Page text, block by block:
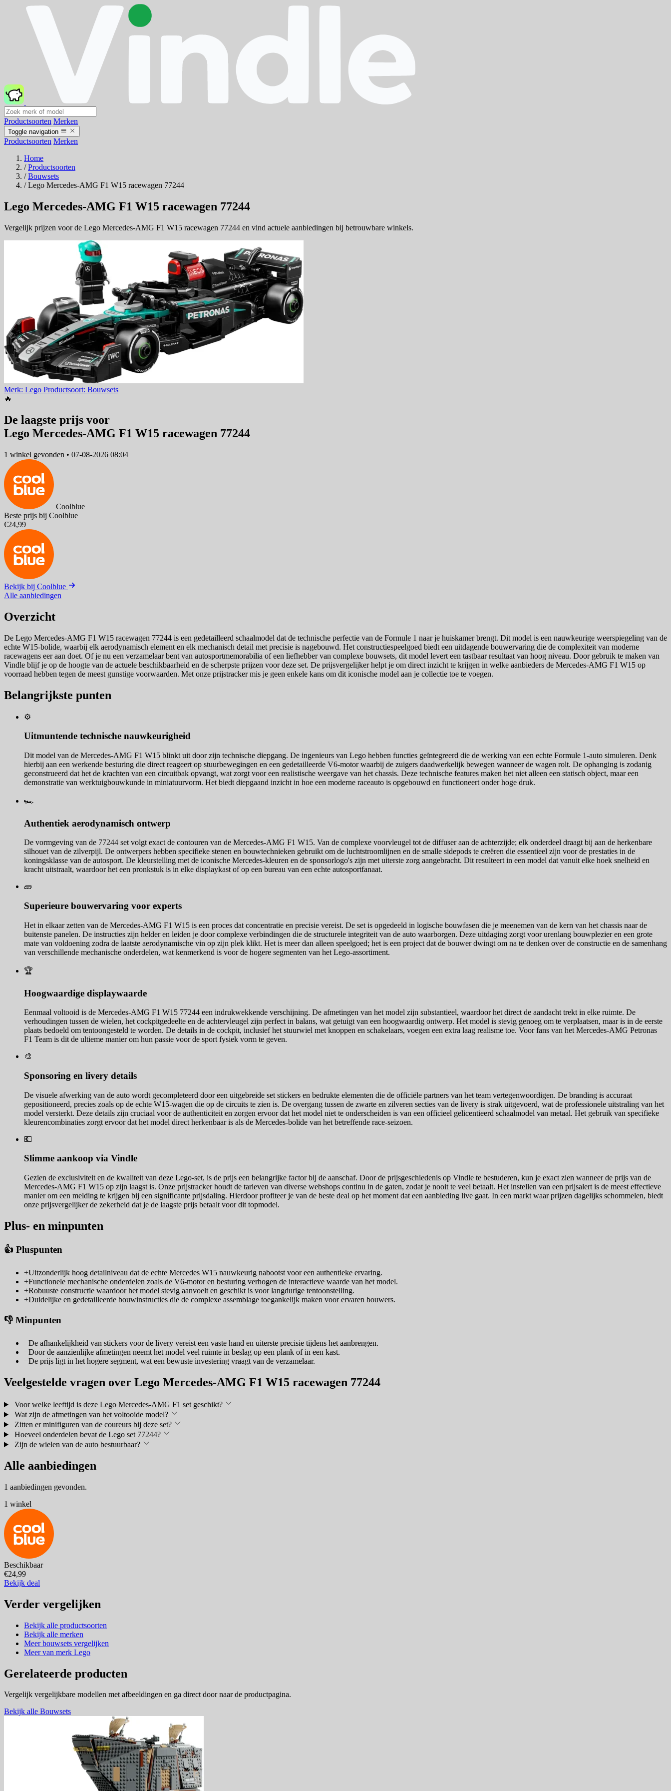
Productsoorten Merken
Toggle navigation
Productsoorten Merken
Home
/ Productsoorten
/ Bouwsets
/ Lego Mercedes-AMG F1 W15 racewagen 77244
Lego Mercedes-AMG F1 W15 racewagen 77244
Vergelijk prijzen voor de Lego Mercedes-AMG F1 W15 racewagen 77244 en vind actuele aanbiedingen bij betrouwbare winkels.
Merk: Lego Productsoort: Bouwsets
🔥
De laagste prijs voor
Lego Mercedes-AMG F1 W15 racewagen 77244
1 winkel gevonden • 07-08-2026 08:04
Coolblue
Beste prijs bij Coolblue
€24,99
Bekijk bij Coolblue
Alle aanbiedingen
Overzicht
De Lego Mercedes-AMG F1 W15 racewagen 77244 is een gedetailleerd schaalmodel dat de technische perfectie van de Formule 1 naar je huiskamer brengt. Dit model is een nauwkeurige weerspiegeling van de
echte W15-bolide, waarbij elk aerodynamisch element en elk mechanisch detail met precisie is nagebouwd. Het constructiespeelgoed biedt een uitdagende bouwervaring die de complexiteit van moderne
racewagens eer aan doet. Of je nu een verzamelaar bent van autosportmemorabilia of een liefhebber van complexe bouwsets, dit model levert een tastbaar resultaat van hoog niveau. Door gebruik te maken van
Vindle blijf je op de hoogte van de actuele beschikbaarheid en de scherpste prijzen voor deze set. De prijsvergelijker helpt je om direct inzicht te krijgen in welke aanbieders de Mercedes-AMG F1 W15 op
voorraad hebben tegen de meest gunstige voorwaarden. Met onze prijstracker mis je geen enkele kans om dit iconische model aan je collectie toe te voegen.
Belangrijkste punten
⚙️
Uitmuntende technische nauwkeurigheid
Dit model van de Mercedes-AMG F1 W15 blinkt uit door zijn technische diepgang. De ingenieurs van Lego hebben functies geïntegreerd die de werking van een echte Formule 1-auto simuleren. Denk
hierbij aan een werkende besturing die direct reageert op stuurbewegingen en een gedetailleerde V6-motor waarbij de zuigers daadwerkelijk bewegen wanneer de wagen rolt. De ophanging is zodanig
geconstrueerd dat het de krachten van een circuitbak opvangt, wat zorgt voor een realistische weergave van het chassis. Deze technische features maken het niet alleen een statisch object, maar een
demonstratie van werktuigbouwkunde in miniatuurvorm. Het biedt diepgaand inzicht in hoe een moderne raceauto is opgebouwd en functioneert onder hoge druk.
🏎️
Authentiek aerodynamisch ontwerp
De vormgeving van de 77244 set volgt exact de contouren van de Mercedes-AMG F1 W15. Van de complexe voorvleugel tot de diffuser aan de achterzijde; elk onderdeel draagt bij aan de herkenbare
silhouet van de zilverpijl. De ontwerpers hebben specifieke stenen en bouwtechnieken gebruikt om de luchtstroomlijnen en de smalle sidepods te creëren die essentieel zijn voor de prestaties in de
koningsklasse van de autosport. De kleurstelling met de iconische Mercedes-kleuren en de sponsorlogo's zijn met uiterste zorg aangebracht. Dit resulteert in een model dat vanuit elke hoek snelheid en
kracht uitstraalt, waardoor het een pronkstuk is in elke displaykast of op een bureau van een echte autosportfanaat.
🧱
Superieure bouwervaring voor experts
Het in elkaar zetten van de Mercedes-AMG F1 W15 is een proces dat concentratie en precisie vereist. De set is opgedeeld in logische bouwfasen die je meenemen van de kern van het chassis naar de
buitenste panelen. De instructies zijn helder en leiden je door complexe verbindingen die de structurele integriteit van de auto waarborgen. Deze uitdaging zorgt voor urenlang bouwplezier en een grote
mate van voldoening zodra de laatste aerodynamische vin op zijn plek klikt. Het is meer dan alleen speelgoed; het is een project dat de bouwer dwingt om na te denken over de constructie en de samenhang
van verschillende mechanische onderdelen, wat kenmerkend is voor de hogere segmenten van het Lego-assortiment.
🏆
Hoogwaardige displaywaarde
Eenmaal voltooid is de Mercedes-AMG F1 W15 77244 een indrukwekkende verschijning. De afmetingen van het model zijn substantieel, waardoor het direct de aandacht trekt in elke ruimte. De
verhoudingen tussen de wielen, het cockpitgedeelte en de achtervleugel zijn perfect in balans, wat getuigt van een hoogwaardig ontwerp. Het model is stevig genoeg om te verplaatsen, maar is in de eerste
plaats bedoeld om tentoongesteld te worden. De details in de cockpit, inclusief het stuurwiel met knoppen en schakelaars, voegen een extra laag realisme toe. Voor fans van het Mercedes-AMG Petronas
F1 Team is dit de ultieme manier om hun passie voor de sport fysiek vorm te geven.
🎨
Sponsoring en livery details
De visuele afwerking van de auto wordt gecompleteerd door een uitgebreide set stickers en bedrukte elementen die de officiële partners van het team vertegenwoordigen. De branding is accuraat
gepositioneerd, precies zoals op de echte W15-wagen die op de circuits te zien is. De overgang tussen de zwarte en zilveren secties van de livery is strak uitgevoerd, wat de professionele uitstraling van het
model versterkt. Deze details zijn cruciaal voor de authenticiteit en zorgen ervoor dat het model niet te onderscheiden is van een officieel gelicentieerd schaalmodel van metaal. Het gebruik van specifieke
kleurencombinaties zorgt ervoor dat het model direct herkenbaar is als de Mercedes-bolide van het betreffende race-seizoen.
💶
Slimme aankoop via Vindle
Gezien de exclusiviteit en de kwaliteit van deze Lego-set, is de prijs een belangrijke factor bij de aanschaf. Door de prijsgeschiedenis op Vindle te bestuderen, kun je exact zien wanneer de prijs van de
Mercedes-AMG F1 W15 op zijn laagst is. Onze prijstracker houdt de tarieven van diverse webshops continu in de gaten, zodat je nooit te veel betaalt. Het instellen van een prijsalert is de meest effectieve
manier om een melding te krijgen bij een significante prijsdaling. Hierdoor profiteer je van de beste deal op het moment dat een aanbieding live gaat. In een markt waar prijzen dagelijks schommelen, biedt
onze prijsvergelijker de zekerheid dat je de laagste prijs betaalt voor dit topmodel.
Plus- en minpunten
👍 Pluspunten
+Uitzonderlijk hoog detailniveau dat de echte Mercedes W15 nauwkeurig nabootst voor een authentieke ervaring.
+Functionele mechanische onderdelen zoals de V6-motor en besturing verhogen de interactieve waarde van het model.
+Robuuste constructie waardoor het model stevig aanvoelt en geschikt is voor langdurige tentoonstelling.
+Duidelijke en gedetailleerde bouwinstructies die de complexe assemblage toegankelijk maken voor ervaren bouwers.
👎 Minpunten
−De afhankelijkheid van stickers voor de livery vereist een vaste hand en uiterste precisie tijdens het aanbrengen.
−Door de aanzienlijke afmetingen neemt het model veel ruimte in beslag op een plank of in een kast.
−De prijs ligt in het hogere segment, wat een bewuste investering vraagt van de verzamelaar.
Veelgestelde vragen over Lego Mercedes-AMG F1 W15 racewagen 77244
Voor welke leeftijd is deze Lego Mercedes-AMG F1 set geschikt?
Wat zijn de afmetingen van het voltooide model?
Zitten er minifiguren van de coureurs bij deze set?
Hoeveel onderdelen bevat de Lego set 77244?
Zijn de wielen van de auto bestuurbaar?
Alle aanbiedingen
1 aanbiedingen gevonden.
1 winkel
Beschikbaar
€24,99
Bekijk deal
Verder vergelijken
Bekijk alle productsoorten
Bekijk alle merken
Meer bouwsets vergelijken
Meer van merk Lego
Gerelateerde producten
Vergelijk vergelijkbare modellen met afbeeldingen en ga direct door naar de productpagina.
Bekijk alle Bouwsets